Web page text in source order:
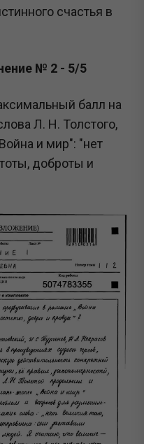
счастья в
№ 2 - 5/5
балл на
Л. Н. Толстого,
и мир": "нет
доброты и